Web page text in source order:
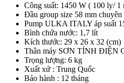
Công suất: 1450 W ( 100 ly/ 1
Đầu group size 58 mm chuyên
Pump ULKA ITALY áp suất
Bình chứa nước: 1,7 lít
Kích thước: 29 x 26 x 32 (cm)
Thân máy SƠN TỈNH ĐIỆN
Trọng lượng: 6 kg
Xuất xứ : Trung Quốc
Bảo hành : 12 tháng